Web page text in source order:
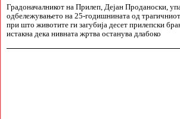
Градоначалникот на Прилеп, Дејан Проданоски,
одбележувањето на 25-годишнината од
при што животите ги загубија десет прилепски
истакна дека нивната жртва останува длабоко